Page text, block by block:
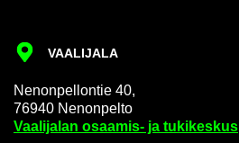
VAA­LI­JA­LA
Ne­non­pel­lon­tie 40,
76940 Ne­non­pel­to
Vaa­li­ja­lan osaamis-​ ja tu­ki­kes­kus